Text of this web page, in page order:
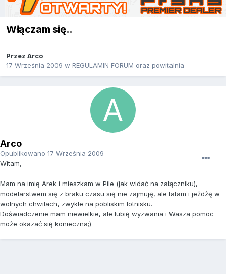
Włączam się..
Przez Arco
17 Września 2009 w REGULAMIN FORUM oraz powitalnia
Arco
Opublikowano 17 Września 2009
Witam,
Mam na imię Arek i mieszkam w Pile (jak widać na załączniku),
modelarstwem się z braku czasu się nie zajmuję, ale latam i jeżdżę w
wolnych chwilach, zwykle na pobliskim lotnisku.
Doświadczenie mam niewielkie, ale lubię wyzwania i Wasza pomoc
może okazać się konieczna;)